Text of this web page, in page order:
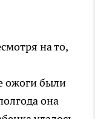
на то,
ожоги были
она